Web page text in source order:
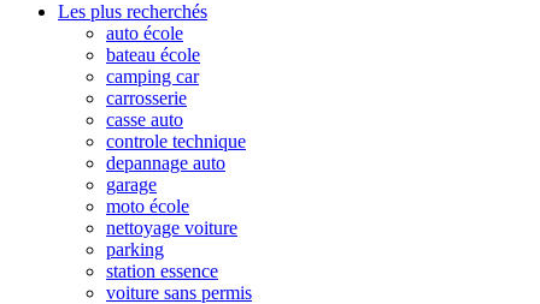
Les plus recherchés
auto école
bateau école
camping car
carrosserie
casse auto
controle technique
depannage auto
garage
moto école
nettoyage voiture
parking
station essence
voiture sans permis